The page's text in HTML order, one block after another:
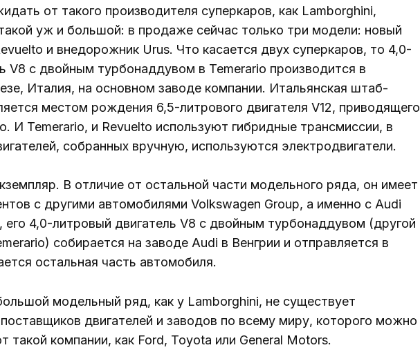
от такого производителя суперкаров, как Lamborghini,
уж и большой: в продаже сейчас только три модели: новый
и внедорожник Urus. Что касается двух суперкаров, то 4,0-
V8 с двойным турбонаддувом в Temerario производится в
Италия, на основном заводе компании. Итальянская штаб-
местом рождения 6,5-литрового двигателя V12, приводящего
И Temerario, и Revuelto используют гибридные трансмиссии, в
собранных вручную, используются электродвигатели.
В отличие от остальной части модельного ряда, он имеет
с другими автомобилями Volkswagen Group, а именно с Audi
его 4,0-литровый двигатель V8 с двойным турбонаддувом (другой
собирается на заводе Audi в Венгрии и отправляется в
остальная часть автомобиля.
модельный ряд, как у Lamborghini, не существует
поставщиков двигателей и заводов по всему миру, которого можно
такой компании, как Ford, Toyota или General Motors.